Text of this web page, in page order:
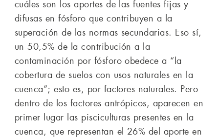
cuáles son los aportes de las fuentes fijas y
difusas en fósforo que contribuyen a la
superación de las normas secundarias. Eso sí,
un 50,5% de la contribución a la
contaminación por fósforo obedece a “la
cobertura de suelos con usos naturales en la
cuenca”; esto es, por factores naturales. Pero
dentro de los factores antrópicos, aparecen en
primer lugar las pisciculturas presentes en la
cuenca, que representan el 26% del aporte en